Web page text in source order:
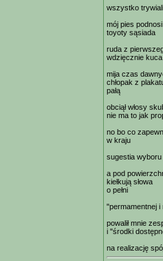
wszystko
mój pies
toyoty sąsiada
ruda z
wdzięcznie kuca
mija czas
chłopak z
pałą
obciął włosy
nie ma to jak
no bo co
w kraju
sugestia wyboru
a pod
kiełkują słowa
o pełni
"permamentnej i
powalił mnie
i "środki
na realizację